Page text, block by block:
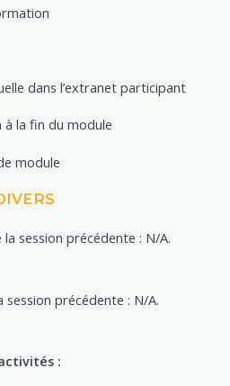
dans l’extranet participant
la fin du module
module
session précédente : N/A.
précédente : N/A.
: